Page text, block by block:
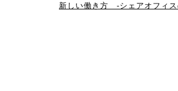
新しい働き方 -シェアオフィス